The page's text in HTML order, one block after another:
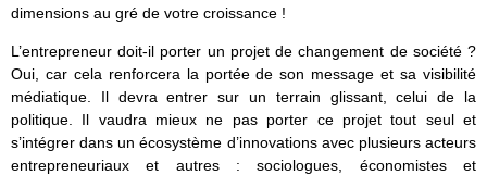
dimensions au gré de votre croissance !
L’entrepreneur doit-il porter un projet de changement de société ?
Oui, car cela renforcera la portée de son message et sa visibilité
médiatique. Il devra entrer sur un terrain glissant, celui de la
politique. Il vaudra mieux ne pas porter ce projet tout seul et
s’intégrer dans un écosystème d’innovations avec plusieurs acteurs
entrepreneuriaux et autres : sociologues, économistes et